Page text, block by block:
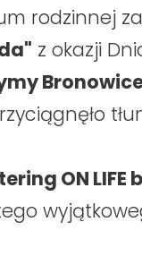
rodzinnej
z okazji
ON